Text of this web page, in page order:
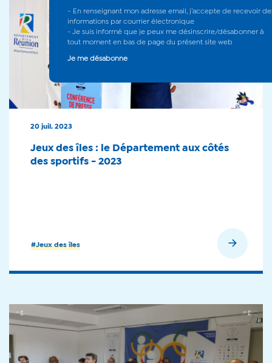
#Jeux des îles
20 juil. 2023
Jeux des îles : le Département aux côtés
des sportifs - 2023